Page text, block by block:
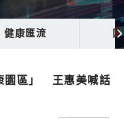
健康匯流
園區」 王惠美喊話